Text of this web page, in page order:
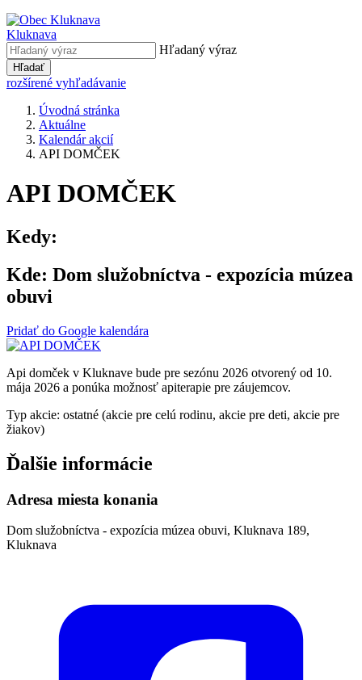
Kluknava
Hľadaný výraz
Hľadať
rozšírené vyhľadávanie
Úvodná stránka
Aktuálne
Kalendár akcií
API DOMČEK
API DOMČEK
Kedy:
Kde: Dom služobníctva - expozícia múzea
obuvi
Pridať do Google kalendára
Api domček v Kluknave bude pre sezónu 2026 otvorený od 10.
mája 2026 a ponúka možnosť apiterapie pre záujemcov.
Typ akcie: ostatné (akcie pre celú rodinu, akcie pre deti, akcie pre
žiakov)
Ďalšie informácie
Adresa miesta konania
Dom služobníctva - expozícia múzea obuvi, Kluknava 189,
Kluknava